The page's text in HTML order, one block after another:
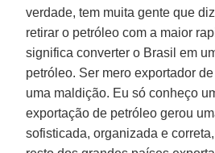
verdade, tem muita gente que
retirar o petróleo com a maior
significa converter o Brasil em
petróleo. Ser mero exportador
uma maldição. Eu só conheço
exportação de petróleo gerou
sofisticada, organizada e